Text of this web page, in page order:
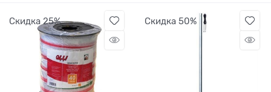
Скидка 25% Скидка 50%